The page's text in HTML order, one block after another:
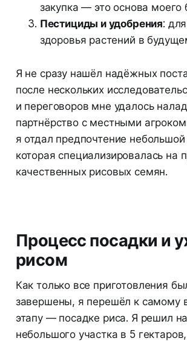
закупка — это основа моего
Пестициды и удобрения:
здоровья растений в
Я не сразу нашёл надёжных
после нескольких
и переговоров мне удалось
партнёрство с местными
я отдал предпочтение
которая специализировалась на
качественных рисовых семян.
Процесс посадки и
рисом
Как только все приготовления
завершены, я перешёл к самому
этапу — посадке риса. Я решил
небольшого участка в 5